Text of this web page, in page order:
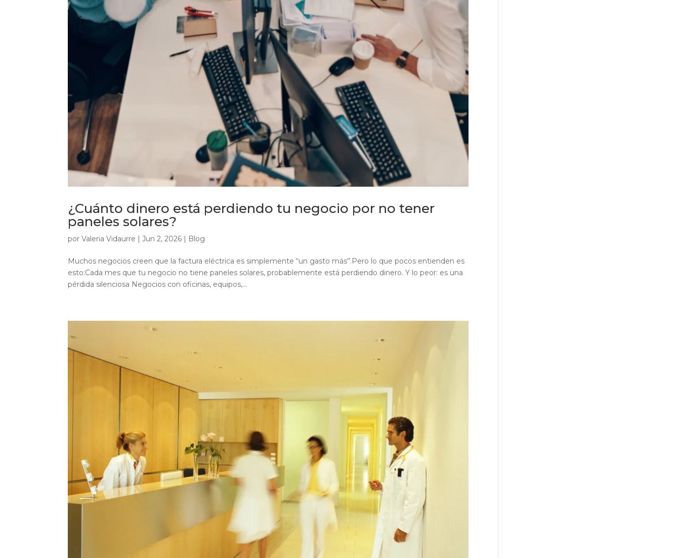
¿Cuánto dinero está perdiendo tu negocio por no tener
paneles solares?
porValeria Vidaurre |Jun 2, 2026 | Blog
Muchos negocios creen que la factura eléctrica es simplemente “un gasto más”.Pero lo que pocos entienden es
esto:Cada mes que tu negocio no tiene paneles solares, probablemente está perdiendo dinero. Y lo peor: es una
pérdida silenciosa Negocios con oficinas, equipos,...